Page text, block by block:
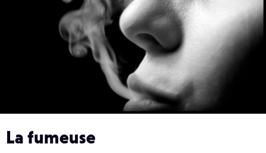
La fumeuse